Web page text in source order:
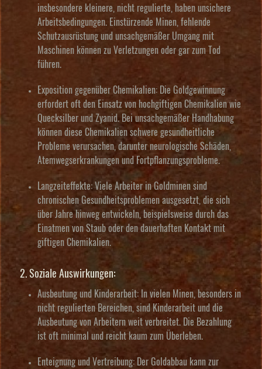
insbesondere kleinere, nicht regulierte, haben unsichere
Arbeitsbedingungen. Einstürzende Minen, fehlende
Schutzausrüstung und unsachgemäßer Umgang mit
Maschinen können zu Verletzungen oder gar zum Tod
führen.
Exposition gegenüber Chemikalien: Die Goldgewinnung
erfordert oft den Einsatz von hochgiftigen Chemikalien wie
Quecksilber und Zyanid. Bei unsachgemäßer Handhabung
können diese Chemikalien schwere gesundheitliche
Probleme verursachen, darunter neurologische Schäden,
Atemwegserkrankungen und Fortpflanzungsprobleme.
Langzeiteffekte: Viele Arbeiter in Goldminen sind
chronischen Gesundheitsproblemen ausgesetzt, die sich
über Jahre hinweg entwickeln, beispielsweise durch das
Einatmen von Staub oder den dauerhaften Kontakt mit
giftigen Chemikalien.
2. Soziale Auswirkungen:
Ausbeutung und Kinderarbeit: In vielen Minen, besonders in
nicht regulierten Bereichen, sind Kinderarbeit und die
Ausbeutung von Arbeitern weit verbreitet. Die Bezahlung
ist oft minimal und reicht kaum zum Überleben.
Enteignung und Vertreibung: Der Goldabbau kann zur